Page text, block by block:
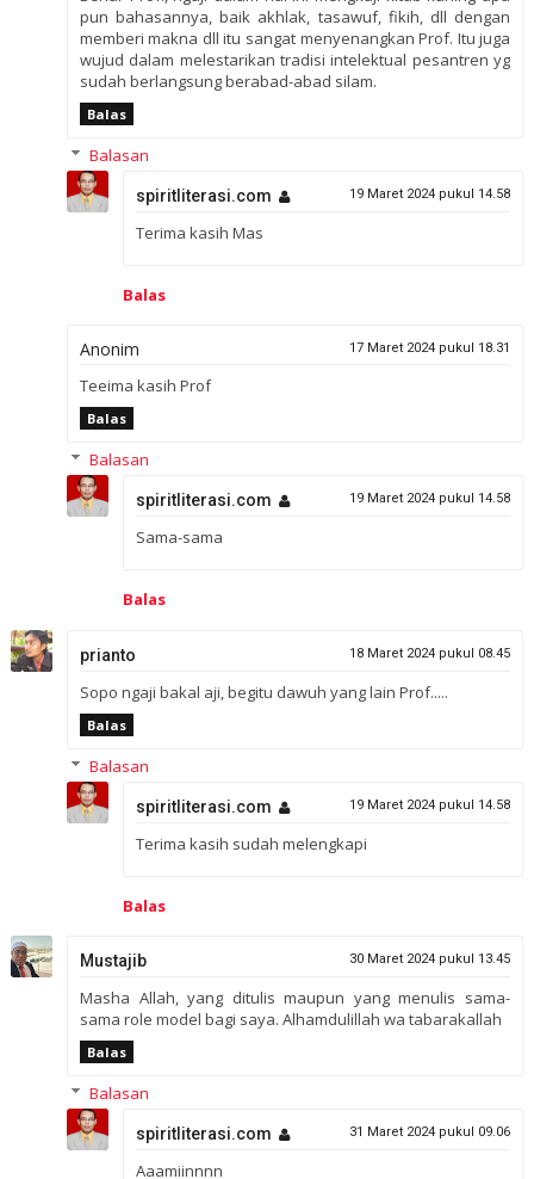
pun bahasannya, baik akhlak, tasawuf, fikih, dll dengan
memberi makna dll itu sangat menyenangkan Prof. Itu juga
wujud dalam melestarikan tradisi intelektual pesantren yg
sudah berlangsung berabad-abad silam.
Balas
Balasan
spiritliterasi.com 19 Maret 2024 pukul 14.58
Terima kasih Mas
Balas
Anonim 17 Maret 2024 pukul 18.31
Teeima kasih Prof
Balas
Balasan
spiritliterasi.com 19 Maret 2024 pukul 14.58
Sama-sama
Balas
prianto 18 Maret 2024 pukul 08.45
Sopo ngaji bakal aji, begitu dawuh yang lain Prof.....
Balas
Balasan
spiritliterasi.com 19 Maret 2024 pukul 14.58
Terima kasih sudah melengkapi
Balas
Mustajib 30 Maret 2024 pukul 13.45
Masha Allah, yang ditulis maupun yang menulis sama-
sama role model bagi saya. Alhamdulillah wa tabarakallah
Balas
Balasan
spiritliterasi.com 31 Maret 2024 pukul 09.06
Aaamiinnnn